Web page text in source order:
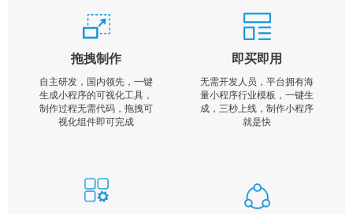
拖拽制作
自主研发，国内领先，一键
生成小程序的可视化工具，
制作过程无需代码，拖拽可
视化组件即可完成
即买即用
无需开发人员，平台拥有海
量小程序行业模板，一键生
成，三秒上线，制作小程序
就是快